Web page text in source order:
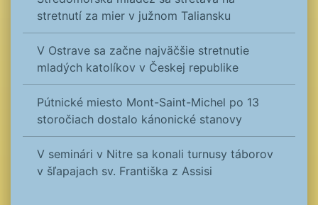
stretnutí za mier v južnom Taliansku
V Ostrave sa začne najväčšie stretnutie
mladých katolíkov v Českej republike
Pútnické miesto Mont-Saint-Michel po 13
storočiach dostalo kánonické stanovy
V seminári v Nitre sa konali turnusy táborov
v šľapajach sv. Františka z Assisi